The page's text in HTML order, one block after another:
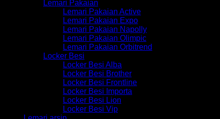
Lemari Pakaian
Lemari Pakaian Active
Lemari Pakaian Expo
Lemari Pakaian Napolly
Lemari Pakaian Olimpic
Lemari Pakaian Orbitrend
Locker Besi
Locker Besi Alba
Locker Besi Brother
Locker Besi Frontline
Locker Besi Importa
Locker Besi Lion
Locker Besi Vip